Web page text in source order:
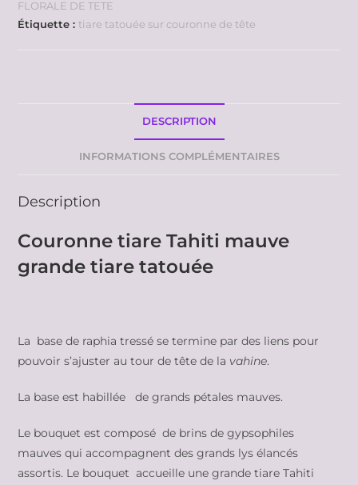
FLORALE DE TETE
Étiquette :tiare tatouée sur couronne de tête
DESCRIPTION
INFORMATIONS COMPLÉMENTAIRES
Description
Couronne tiare Tahiti mauve
grande tiare tatouée
La base de raphia tressé se termine par des liens pour
pouvoir s’ajuster au tour de tête de la vahine.
La base est habillée de grands pétales mauves.
Le bouquet est composé de brins de gypsophiles
mauves qui accompagnent des grands lys élancés
assortis. Le bouquet accueille une grande tiare Tahiti